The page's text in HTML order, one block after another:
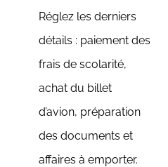
Réglez les derniers
détails : paiement des
frais de scolarité,
achat du billet
d’avion, préparation
des documents et
affaires à emporter.